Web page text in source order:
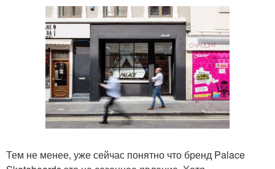
Тем не менее, уже сейчас понятно что бренд Palace